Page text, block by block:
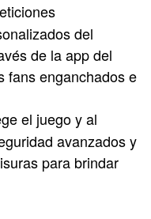
del
de la app del
fans enganchados e
el juego y al
avanzados y
para brindar